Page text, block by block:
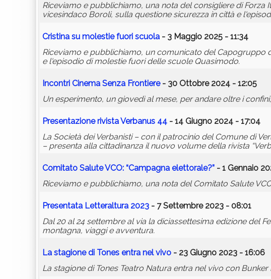
Riceviamo e pubblichiamo, una nota del consigliere di Forza
vicesindaco Boroli, sulla questione sicurezza in città e
Cristina su molestie fuori scuola - 3 Maggio 2025 - 11:34
Riceviamo e pubblichiamo, un comunicato del Capogruppo
e l'episodio di molestie fuori delle scuole Quasimodo.
Incontri Cinema Senza Frontiere- 30 Ottobre 2024 - 12:05
Un esperimento, un giovedì al mese, per andare oltre i
Presentazione rivista Verbanus 44 - 14 Giugno 2024 - 17:04
La Società dei Verbanisti – con il patrocinio del Comune di
– presenta alla cittadinanza il nuovo volume della rivista
Comitato Salute VCO: “Campagna elettorale?” - 1 Gennaio
Riceviamo e pubblichiamo, una nota del Comitato Salute
Presentata Letteraltura 2023 - 7 Settembre 2023 - 08:01
Dal 20 al 24 settembre al via la diciassettesima edizione del
montagna, viaggi e avventura.
La stagione di Tones entra nel vivo - 23 Giugno 2023 - 16:06
La stagione di Tones Teatro Natura entra nel vivo con